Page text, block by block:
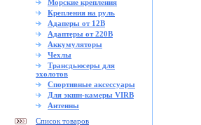
Морские крепления
Крепления на руль
Адаперы от 12В
Адаптеры от 220В
Аккумуляторы
Чехлы
Трансдьюсеры для
эхолотов
Спортивные аксессуары
Для экшн-камеры VIRB
Антенны
Список товаров